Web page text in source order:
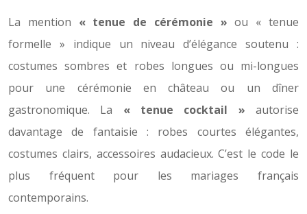
La mention « tenue de cérémonie » ou « tenue
formelle » indique un niveau d’élégance soutenu :
costumes sombres et robes longues ou mi-longues
pour une cérémonie en château ou un dîner
gastronomique. La « tenue cocktail » autorise
davantage de fantaisie : robes courtes élégantes,
costumes clairs, accessoires audacieux. C’est le code le
plus fréquent pour les mariages français
contemporains.